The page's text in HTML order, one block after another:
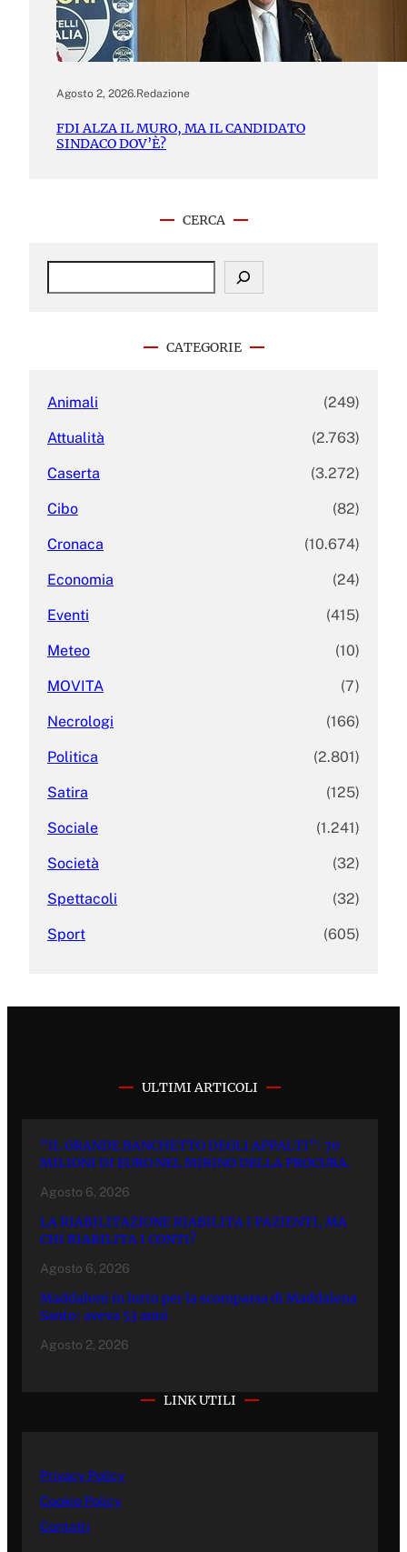
Agosto 2, 2026.Redazione
FDI ALZA IL MURO, MA IL CANDIDATO
SINDACO DOV’È?
CERCA
S
CATEGORIE
Animali (249)
Attualità (2.763)
Caserta (3.272)
Cibo (82)
Cronaca (10.674)
Economia (24)
Eventi (415)
Meteo (10)
MOVITA (7)
Necrologi (166)
Politica (2.801)
Satira (125)
Sociale (1.241)
Società (32)
Spettacoli (32)
Sport (605)
ULTIMI ARTICOLI
“IL GRANDE BANCHETTO DEGLI APPALTI”: 70
MILIONI DI EURO NEL MIRINO DELLA PROCURA.
Agosto 6, 2026
LA RIABILITAZIONE RIABILITA I PAZIENTI, MA
CHI RIABILITA I CONTI?
Agosto 6, 2026
Maddaloni in lutto per la scomparsa di Maddalena
Santo: aveva 53 anni
Agosto 2, 2026
LINK UTILI
Privacy Policy
Cookie Policy
Contatti